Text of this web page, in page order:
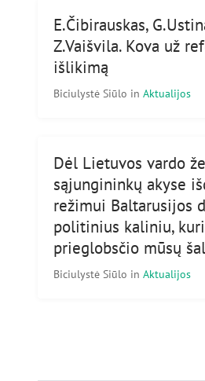
E.Čibirauskas,
Z.Vaišvila. Kova už
išlikimą
Biciulystė Siūlo in Aktualijos
Dėl Lietuvos vardo
sąjungininkų akyse
režimui Baltarusijos
politinius kaliniu,
prieglobsčio mūsų
Biciulystė Siūlo in Aktualijos